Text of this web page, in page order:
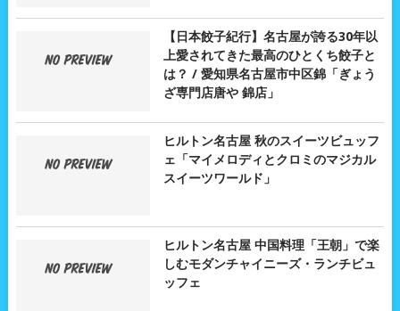
【日本餃子紀行】名古屋が誇る30年以
上愛されてきた最高のひとくち餃子と
は？ / 愛知県名古屋市中区錦「ぎょう
ざ専門店唐や 錦店」
ヒルトン名古屋 秋のスイーツビュッフ
ェ「マイメロディとクロミのマジカル
スイーツワールド」
ヒルトン名古屋 中国料理「王朝」で楽
しむモダンチャイニーズ・ランチビュ
ッフェ